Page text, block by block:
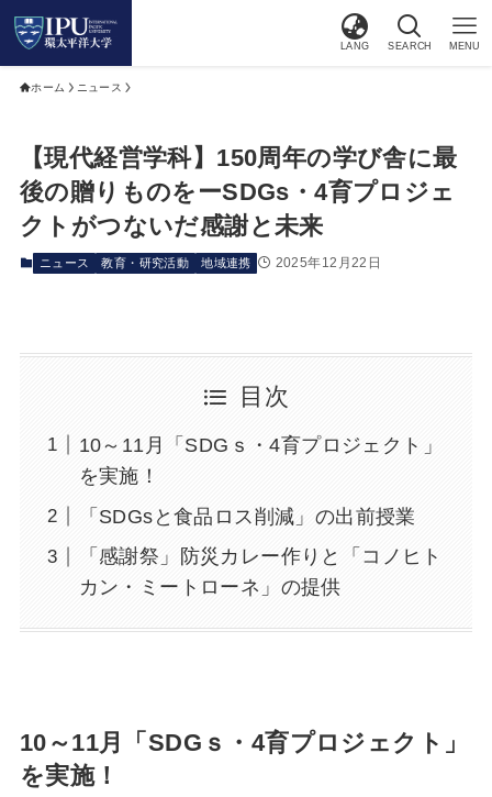
LANG SEARCH MENU
ホーム ニュース
【現代経営学科】150周年の学び舎に最
後の贈りものをーSDGs・4育プロジェ
クトがつないだ感謝と未来
ニュース 教育・研究活動 地域連携 2025年12月22日
目次
10～11月「SDGｓ・4育プロジェクト」
を実施！
「SDGsと食品ロス削減」の出前授業
「感謝祭」防災カレー作りと「コノヒト
カン・ミートローネ」の提供
10～11月「 SDG ｓ・4育プロジェクト」
を実施！